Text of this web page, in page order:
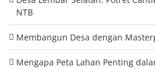
NTB
Membangun Desa dengan
Mengapa Peta Lahan Penting